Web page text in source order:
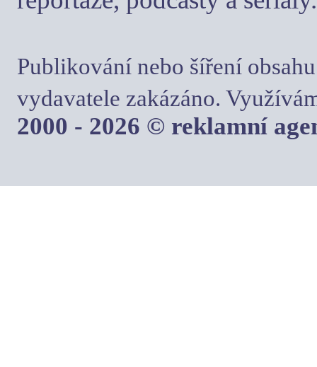
Publikování nebo šíření
vydavatele zakázáno.
2000 - 2026 © reklamní